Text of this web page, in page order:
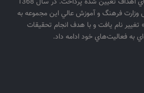
فرهنگ و آموزش عالي اين مجموعه به
نام يافت و با هدف انجام تحقيقات
به فعاليت‌هاي خود ادامه داد.